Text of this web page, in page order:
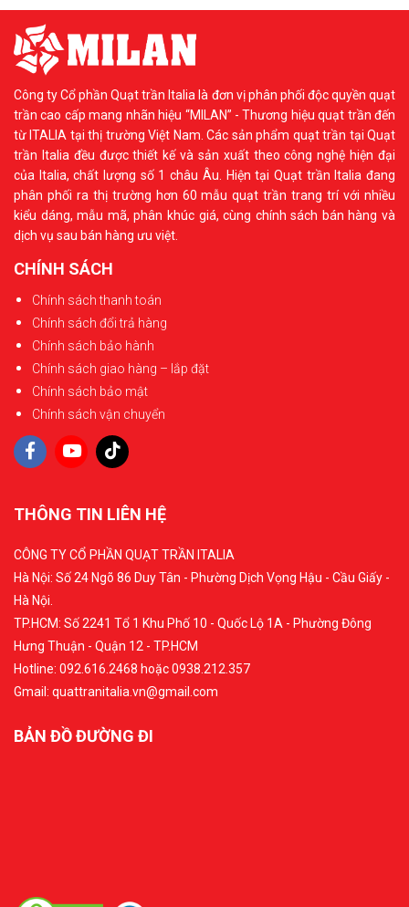
Công ty Cổ phần Quạt trần Italia là đơn vị phân phối độc quyền quạt
trần cao cấp mang nhãn hiệu “MILAN” - Thương hiệu quạt trần đến
từ ITALIA tại thị trường Việt Nam. Các sản phẩm quạt trần tại Quạt
trần Italia đều được thiết kế và sản xuất theo công nghệ hiện đại
của Italia, chất lượng số 1 châu Âu. Hiện tại Quạt trần Italia đang
phân phối ra thị trường hơn 60 mẫu quạt trần trang trí với nhiều
kiểu dáng, mẫu mã, phân khúc giá, cùng chính sách bán hàng và
dịch vụ sau bán hàng ưu việt.
CHÍNH SÁCH
Chính sách thanh toán
Chính sách đổi trả hàng
Chính sách bảo hành
Chính sách giao hàng – lắp đặt
Chính sách bảo mật
Chính sách vận chuyển
THÔNG TIN LIÊN HỆ
CÔNG TY CỔ PHẦN QUẠT TRẦN ITALIA
Hà Nội: Số 24 Ngõ 86 Duy Tân - Phường Dịch Vọng Hậu - Cầu Giấy -
Hà Nội.
TP.HCM: Số 2241 Tổ 1 Khu Phố 10 - Quốc Lộ 1A - Phường Đông
Hưng Thuận - Quận 12 - TP.HCM
Hotline: 092.616.2468 hoặc 0938.212.357
Gmail: quattranitalia.vn@gmail.com
BẢN ĐỒ ĐƯỜNG ĐI